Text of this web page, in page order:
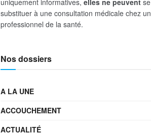
uniquement informatives, elles ne peuvent se
substituer à une consultation médicale chez un
professionnel de la santé.
Nos dossiers
A LA UNE
ACCOUCHEMENT
ACTUALITÉ